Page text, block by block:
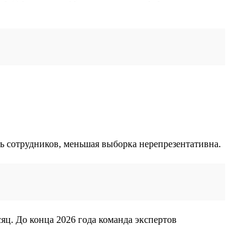
сотрудников, меньшая выборка нерепрезентативна.
До конца 2026 года команда экспертов